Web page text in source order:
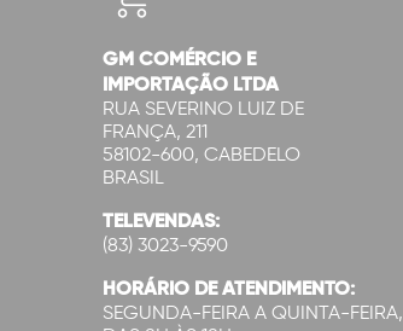
GM COMÉRCIO E
IMPORTAÇÃO LTDA
RUA SEVERINO LUIZ DE
FRANÇA, 211
58102-600, CABEDELO
BRASIL
TELEVENDAS:
(83) 3023-9590
HORÁRIO DE ATENDIMENTO:
SEGUNDA-FEIRA A QUINTA-FEIRA,